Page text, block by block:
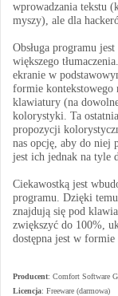
wprowadzania tekstu
myszy), ale dla
Obsługa programu
większego
ekranie w
formie
klawiatury (na
kolorystyki. Ta
propozycji
nas opcję, aby do niej
jest ich jednak na tyle
Ciekawostką jest
programu. Dzięki
znajdują się pod
zwiększyć do 100%,
dostępna jest w
Producent: Comfort Software
Licencja: Freeware (darmowa)